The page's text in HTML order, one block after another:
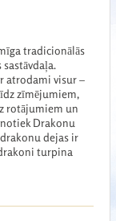
tradicionālās
atrodami visur –
zīmējumiem,
rotājumiem un
Drakonu
dejas ir
turpina